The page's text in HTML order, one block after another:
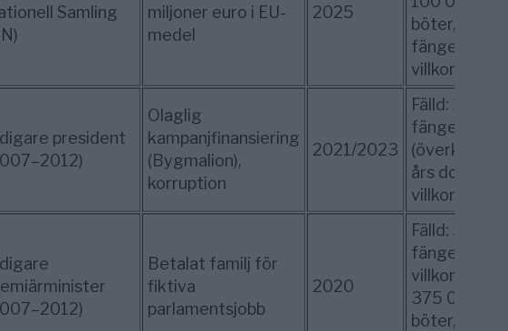
Samling
miljoner euro i EU-
medel
2025
böter, 4 års
fängelse (2
villkorliga)
president
Olaglig
kampanjfinansiering
(Bygmalion),
korruption
2021/2023
Fälld: 1 års
fängelse
års dom (2
villkorliga)
Betalat familj för
fiktiva
parlamentsjobb
2020
Fälld: 5 års
fängelse (3
villkorliga),
375 000 €
böter, 10 års